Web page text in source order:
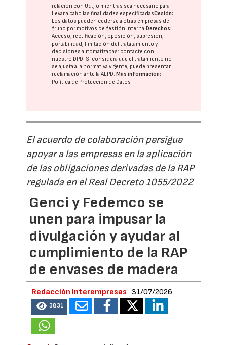
relación con Ud., o mientras sea necesario para
llevar a cabo las finalidades especificadasCesión:
Los datos pueden cederse a otras empresas del
grupo por motivos de gestión interna. Derechos:
Acceso, rectificación, oposición, supresión,
portabilidad, limitación del tratatamiento y
decisiones automatizadas: contacte con
nuestro DPD. Si considera que el tratamiento no
se ajusta a la normativa vigente, puede presentar
reclamación ante laAEPD. Más información:
Política de Protección de Datos
El acuerdo de colaboración persigue
apoyar a las empresas en la aplicación
de las obligaciones derivadas de la RAP
regulada en el Real Decreto 1055/2022
Genci y Fedemco se
unen para impusar la
divulgación y ayudar al
cumplimiento de la RAP
de envases de madera
Redacción Interempresas 31/07/2026
3831